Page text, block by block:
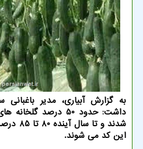
به گزارش آبیاری، مدیر باغبانی
شدند و
این کد می شوند.